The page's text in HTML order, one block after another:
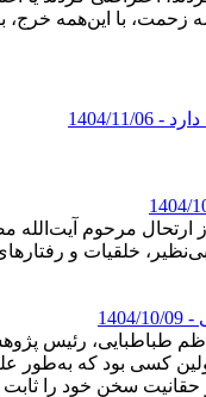
زحمت، با
- 1404/11/06
ارتحال مرحوم
خلقیات و
- 1404/10/09
طباطبایی،
کسی بود که
سخن خود را